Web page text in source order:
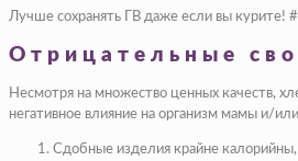
Лучше сохранять ГВ даже если вы курите!
Отрицательные
Несмотря на множество ценных качеств,
негативное влияние на организм мамы и/
Сдобные изделия крайне